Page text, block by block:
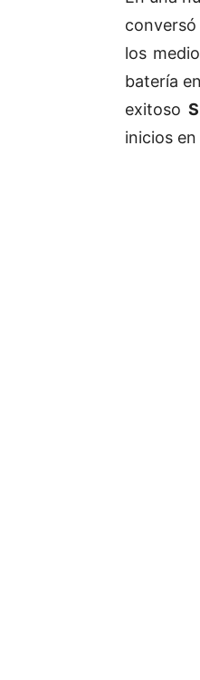
conversó
los
batería
exitoso
inicios